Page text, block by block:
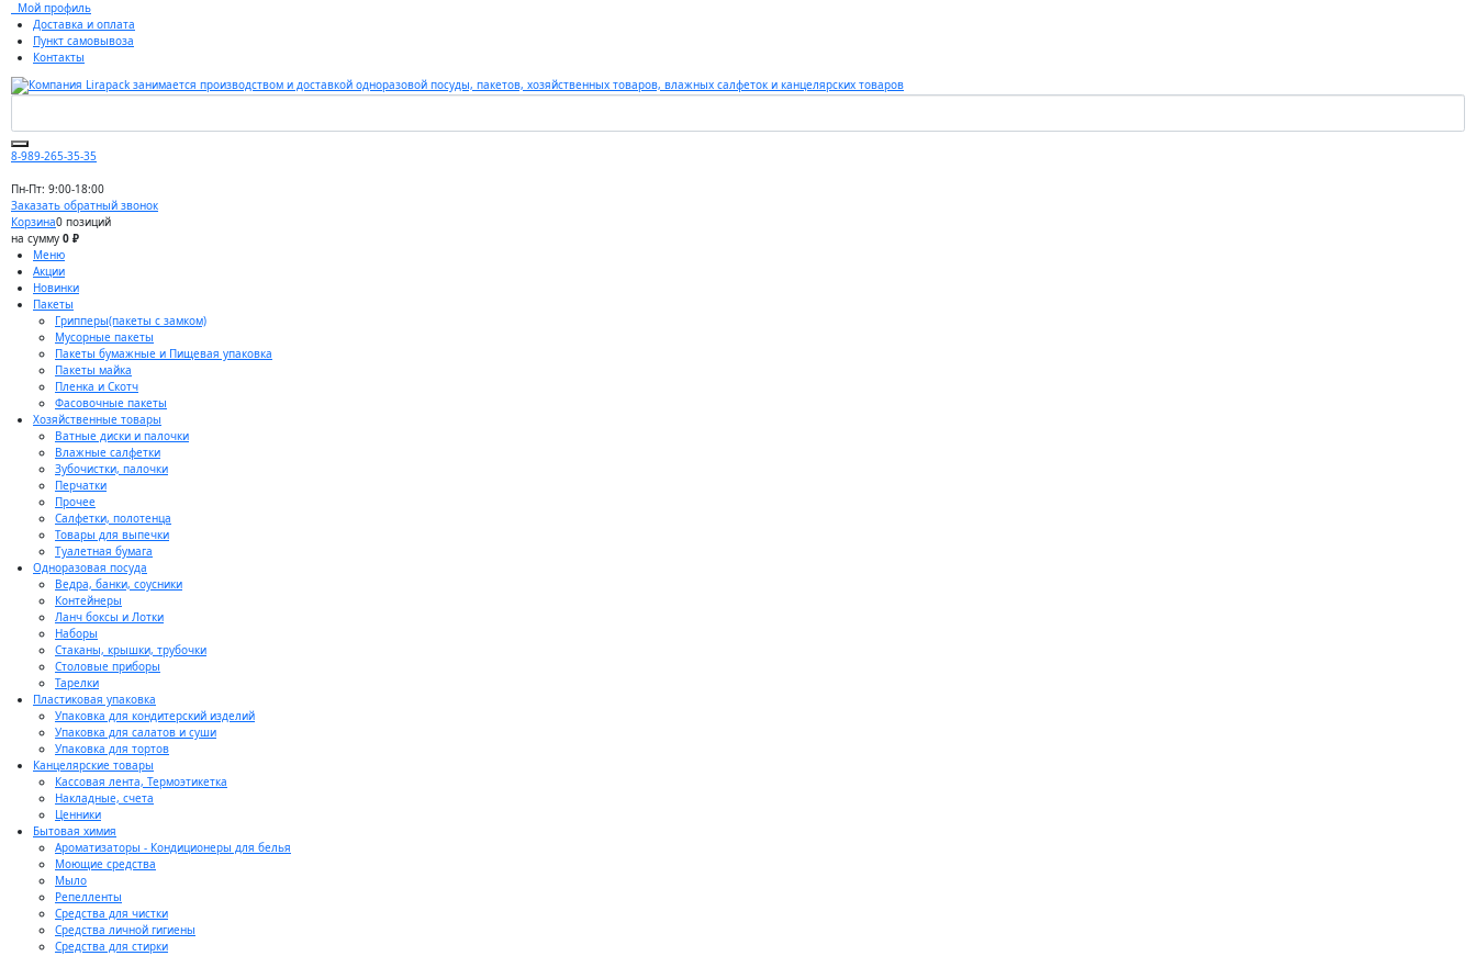
Мой профиль
Доставка и оплата
Пункт самовывоза
Контакты
8-989-265-35-35
Пн-Пт: 9:00-18:00
Заказать обратный звонок
Корзина0 позиций
на сумму 0 ₽
Меню
Акции
Новинки
Пакеты
Грипперы(пакеты с замком)
Мусорные пакеты
Пакеты бумажные и Пищевая упаковка
Пакеты майка
Пленка и Скотч
Фасовочные пакеты
Хозяйственные товары
Ватные диски и палочки
Влажные салфетки
Зубочистки, палочки
Перчатки
Прочее
Салфетки, полотенца
Товары для выпечки
Туалетная бумага
Одноразовая посуда
Ведра, банки, соусники
Контейнеры
Ланч боксы и Лотки
Наборы
Стаканы, крышки, трубочки
Столовые приборы
Тарелки
Пластиковая упаковка
Упаковка для кондитерский изделий
Упаковка для салатов и суши
Упаковка для тортов
Канцелярские товары
Кассовая лента, Термоэтикетка
Накладные, счета
Ценники
Бытовая химия
Ароматизаторы - Кондиционеры для белья
Моющие средства
Мыло
Репелленты
Средства для чистки
Средства личной гигиены
Средства для стирки